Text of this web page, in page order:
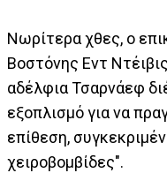
Νωρίτερα χθες, ο
Βοστόνης Εντ
αδέλφια Τσαρνάεφ
εξοπλισμό για να
επίθεση,
χειροβομβίδες".